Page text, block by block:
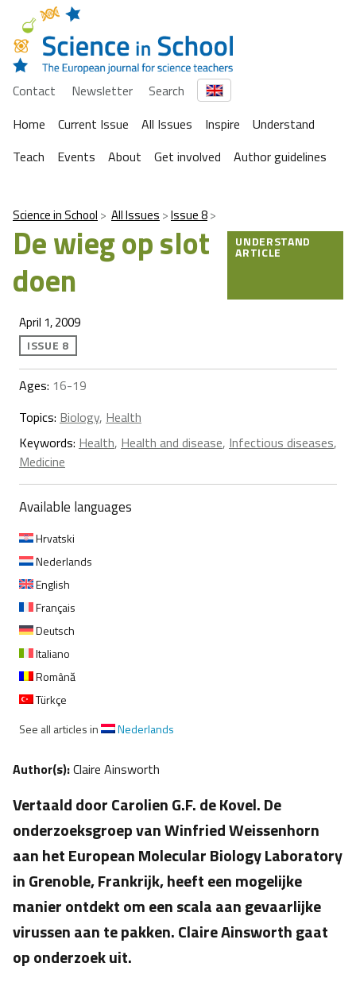
Contact Newsletter
Search
Home
Current Issue All Issues Inspire
Understand
Teach
Events About Get involved Author guidelines
Science in School All Issues Issue 8
De wieg op slot
doen
UNDERSTAND
ARTICLE
April 1, 2009
ISSUE 8
Ages: 16-19
Topics: Biology, Health
Keywords: Health, Health and disease, Infectious diseases,
Medicine
Available languages
Hrvatski
Nederlands
English
Français
Deutsch
Italiano
Română
Türkçe
See all articles in
Nederlands
Author(s):Claire Ainsworth
Vertaald door Carolien G.F. de Kovel. De
onderzoeksgroep van Winfried Weissenhorn
aan het European Molecular Biology Laboratory
in Grenoble, Frankrijk, heeft een mogelijke
manier ontdekt om een scala aan gevaarlijke
virussen aan te pakken. Claire Ainsworth gaat
op onderzoek uit.